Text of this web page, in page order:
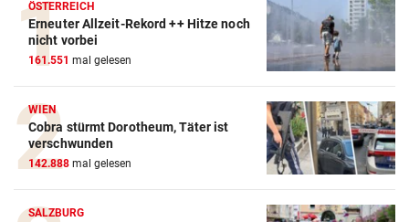
ÖSTERREICH
Erneuter Allzeit-Rekord ++ Hitze noch
nicht vorbei
161.551 mal gelesen
WIEN
Cobra stürmt Dorotheum, Täter ist
verschwunden
142.888 mal gelesen
SALZBURG